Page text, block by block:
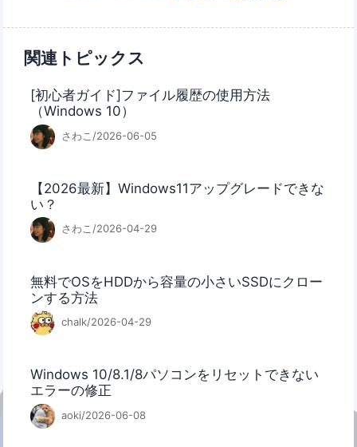
関連トピックス
[初心者ガイド]ファイル履歴の使用方法
（Windows 10）
さわこ/2026-06-05
【2026最新】Windows11アップグレードできな
い？
さわこ/2026-04-29
無料でOSをHDDから容量の小さいSSDにクロー
ンする方法
chalk/2026-04-29
Windows 10/8.1/8パソコンをリセットできない
エラーの修正
aoki/2026-06-08